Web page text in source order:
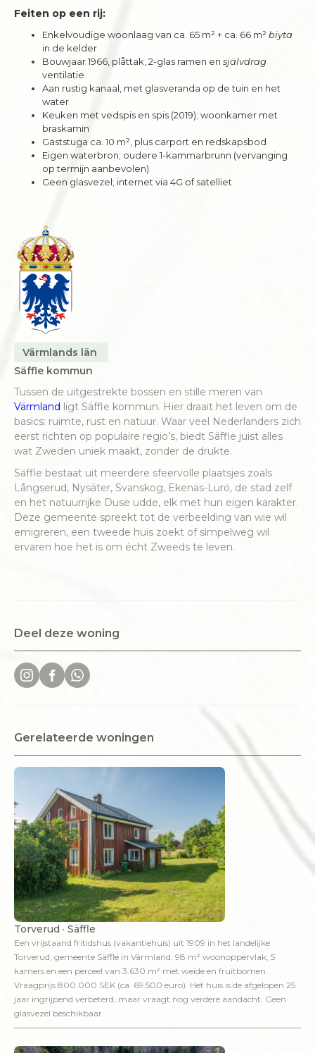
Feiten op een rij:
Enkelvoudige woonlaag van ca. 65 m² + ca. 66 m² biyta
in de kelder
Bouwjaar 1966, plåttak, 2-glas ramen en självdrag
ventilatie
Aan rustig kanaal, met glasveranda op de tuin en het
water
Keuken met vedspis en spis (2019); woonkamer met
braskamin
Gäststuga ca. 10 m², plus carport en redskapsbod
Eigen waterbron; oudere 1-kammarbrunn (vervanging
op termijn aanbevolen)
Geen glasvezel; internet via 4G of satelliet
Värmlands län
Säffle kommun
Tussen de uitgestrekte bossen en stille meren van
Värmland ligt Säffle kommun. Hier draait het leven om de
basics: ruimte, rust en natuur. Waar veel Nederlanders zich
eerst richten op populaire regio’s, biedt Säffle juist alles
wat Zweden uniek maakt, zonder de drukte.
Säffle bestaat uit meerdere sfeervolle plaatsjes zoals
Långserud, Nysäter, Svanskog, Ekenäs-Lurö, de stad zelf
en het natuurrijke Duse udde, elk met hun eigen karakter.
Deze gemeente spreekt tot de verbeelding van wie wil
emigreren, een tweede huis zoekt of simpelweg wil
ervaren hoe het is om écht Zweeds te leven.
Deel deze woning
Gerelateerde woningen
Torverud · Säffle
Een vrijstaand fritidshus (vakantiehuis) uit 1909 in het landelijke
Torverud, gemeente Säffle in Värmland. 98 m² woonoppervlak, 5
kamers en een perceel van 3.630 m² met weide en fruitbomen.
Vraagprijs 800.000 SEK (ca. 69.500 euro). Het huis is de afgelopen 25
jaar ingrijpend verbeterd, maar vraagt nog verdere aandacht. Geen
glasvezel beschikbaar.